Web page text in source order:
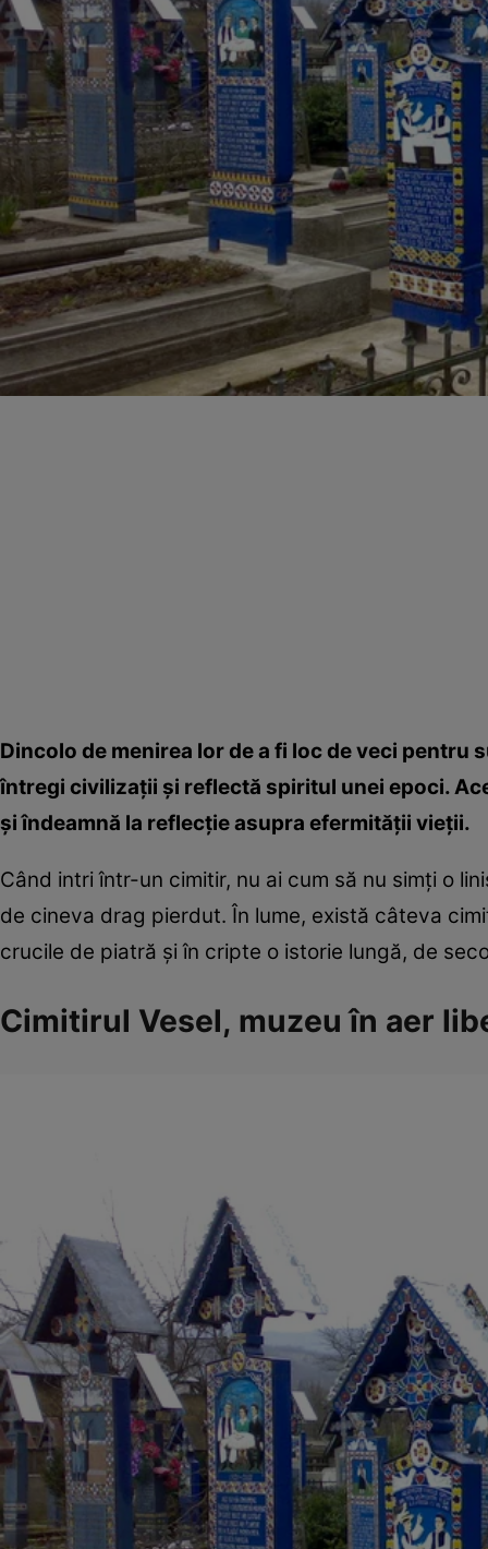
Dincolo de menirea lor de a fi loc de veci
întregi civilizaţii şi reflectă spiritul unei epoci.
şi îndeamnă la reflecţie asupra efermităţii vieţii.
Când intri într-un cimitir, nu ai cum să nu simţi o
de cineva drag pierdut. În lume, există câteva
crucile de piatră şi în cripte o istorie lungă, de
Cimitirul Vesel, muzeu în aer